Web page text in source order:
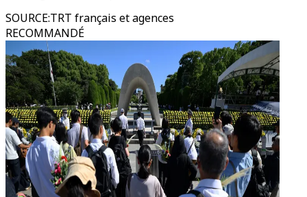
SOURCE:TRT français et agences
RECOMMANDÉ